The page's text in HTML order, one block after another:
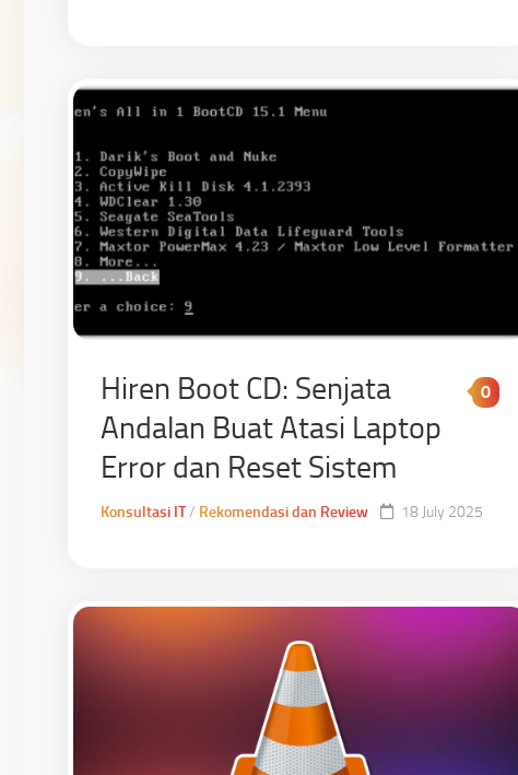
Hiren Boot CD: Senjata
Andalan Buat Atasi Laptop
Error dan Reset Sistem
0
Konsultasi IT/ Rekomendasi dan Review 18 July 2025